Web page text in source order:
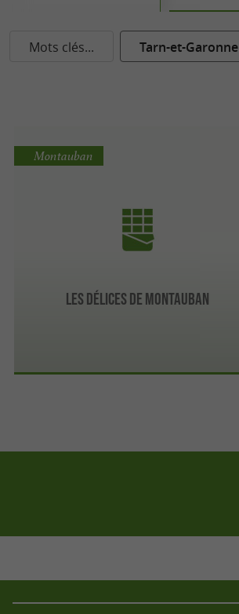
Mots clés... Tarn-et-Garonne
Les Délices de Montauban
Montauban